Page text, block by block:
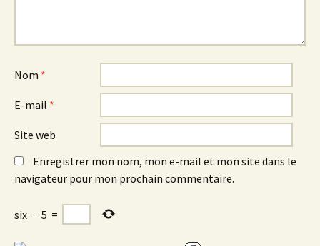
Nom *
E-mail *
Site web
Enregistrer mon nom, mon e-mail et mon site dans le
navigateur pour mon prochain commentaire.
six − 5 =